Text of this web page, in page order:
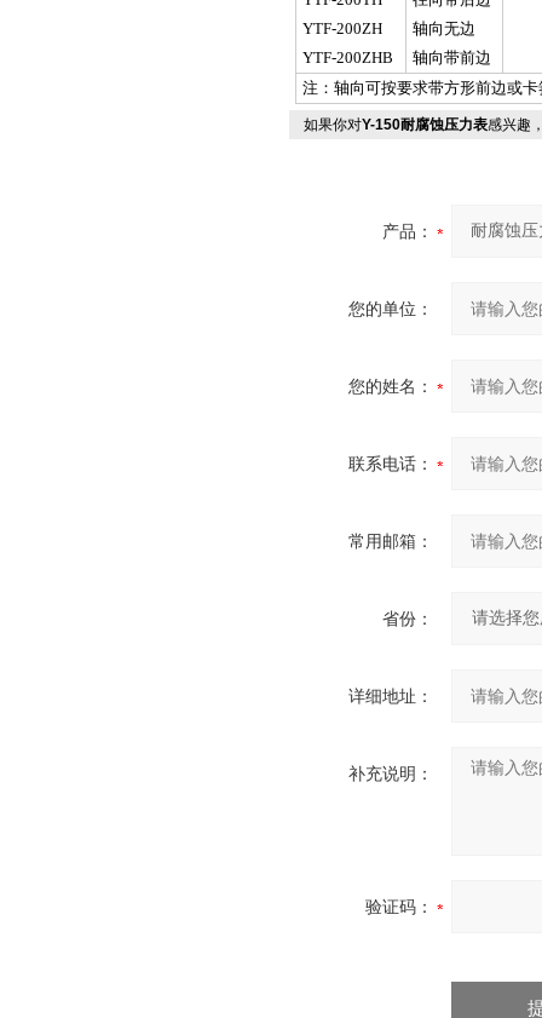
YTF-200ZH
YTF-200ZHB
轴向无边
轴向带前边
注：轴向可按要求带方形前边或卡
如果你对Y-150耐腐蚀压力表感兴趣
产品：
您的单位：
您的姓名：
联系电话：
常用邮箱：
省份：
详细地址：
补充说明：
验证码：